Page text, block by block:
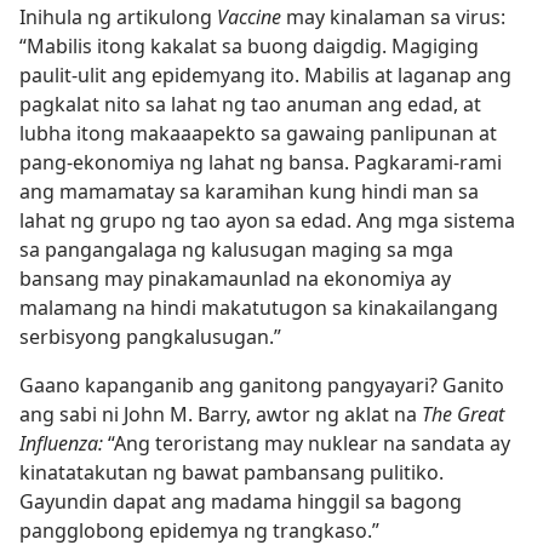
Inihula ng artikulong Vaccine may kinalaman sa virus:
“Mabilis itong kakalat sa buong daigdig. Magiging
paulit-ulit ang epidemyang ito. Mabilis at laganap ang
pagkalat nito sa lahat ng tao anuman ang edad, at
lubha itong makaaapekto sa gawaing panlipunan at
pang-ekonomiya ng lahat ng bansa. Pagkarami-rami
ang mamamatay sa karamihan kung hindi man sa
lahat ng grupo ng tao ayon sa edad. Ang mga sistema
sa pangangalaga ng kalusugan maging sa mga
bansang may pinakamaunlad na ekonomiya ay
malamang na hindi makatutugon sa kinakailangang
serbisyong pangkalusugan.”
Gaano kapanganib ang ganitong pangyayari? Ganito
ang sabi ni John M. Barry, awtor ng aklat na The Great
Influenza:“Ang teroristang may nuklear na sandata ay
kinatatakutan ng bawat pambansang pulitiko.
Gayundin dapat ang madama hinggil sa bagong
pangglobong epidemya ng trangkaso.”